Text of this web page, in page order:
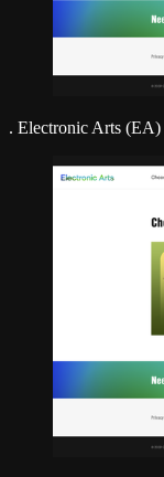
. Electronic Arts (EA)